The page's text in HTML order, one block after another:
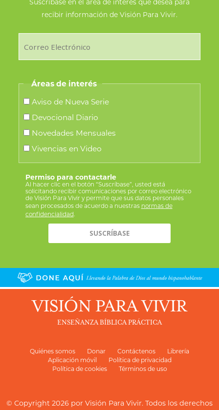
Suscríbase en el área de interés que desea para
recibir información de Visión Para Vivir.
Áreas de interés
Aviso de Nueva Serie
Devocional Diario
Novedades Mensuales
Vivencias en Video
Permiso para contactarle
Al hacer clic en el botón “Suscríbase”, usted está
solicitando recibir comunicaciones por correo electrónico
de Visión Para Vivir y permite que sus datos personales
sean procesados de acuerdo a nuestras normas de
confidencialidad.
VISIÓN PARA VIVIR
ENSEÑANZA BÍBLICA PRÁCTICA
Quiénes somos Donar Contáctenos
Librería
Aplicación móvil
Política de privacidad
Política de cookies
Términos de uso
© Copyright 2026 por Visión Para Vivir. Todos los derechos